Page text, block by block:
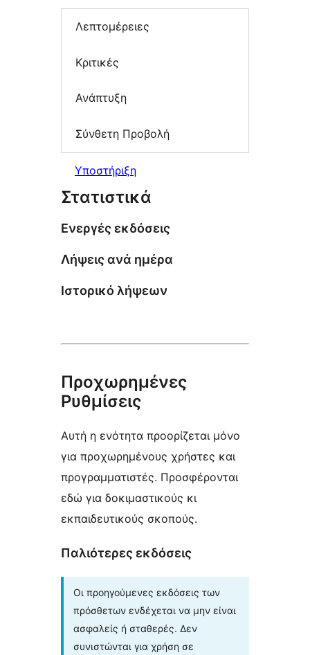
Λεπτομέρειες
Κριτικές
Ανάπτυξη
Σύνθετη Προβολή
Υποστήριξη
Στατιστικά
Ενεργές εκδόσεις
Λήψεις ανά ημέρα
Ιστορικό λήψεων
Προχωρημένες
Ρυθμίσεις
Αυτή η ενότητα προορίζεται μόνο
για προχωρημένους χρήστες και
προγραμματιστές. Προσφέρονται
εδώ για δοκιμαστικούς κι
εκπαιδευτικούς σκοπούς.
Παλιότερες εκδόσεις
Οι προηγούμενες εκδόσεις των
πρόσθετων ενδέχεται να μην είναι
ασφαλείς ή σταθερές. Δεν
συνιστώνται για χρήση σε